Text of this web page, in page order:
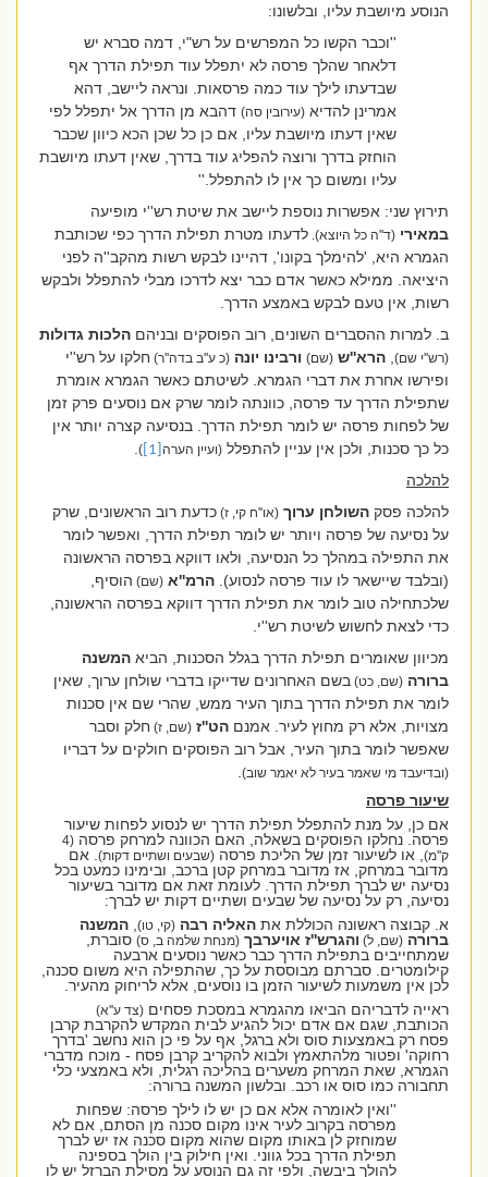
הנוסע מיושבת עליו, ובלשונו:
''וכבר הקשו כל המפרשים על רש"י, דמה סברא יש
דלאחר שהלך פרסה לא יתפלל עוד תפילת הדרך אף
שבדעתו לילך עוד כמה פרסאות. ונראה ליישב, דהא
אמרינן להדיא(עירובין סה)דהבא מן הדרך אל יתפלל לפי
שאין דעתו מיושבת עליו, אם כן כל שכן הכא כיוון שכבר
הוחזק בדרך ורוצה להפליג עוד בדרך, שאין דעתו מיושבת
עליו ומשום כך אין לו להתפלל.''
תירוץ שני: אפשרות נוספת ליישב את שיטת רש''י מופיעה
במאירי (ד''ה כל היוצא).לדעתו מטרת תפילת הדרך כפי שכותבת
הגמרא היא, 'להימלך בקונו', דהיינו לבקש רשות מהקב''ה לפני
היציאה. ממילא כאשר אדם כבר יצא לדרכו מבלי להתפלל ולבקש
רשות, אין טעם לבקש באמצע הדרך.
ב. למרות ההסברים השונים, רוב הפוסקים ובניהםהלכות גדולות
(רש''י שם),הרא''ש(שם) ורבינו יונה (כ ע''ב בדה''ר)חלקו על רש''י
ופירשו אחרת את דברי הגמרא. לשיטתם כאשר הגמרא אומרת
שתפילת הדרך עד פרסה, כוונתה לומר שרק אם נוסעים פרק זמן
של לפחות פרסה יש לומר תפילת הדרך. בנסיעה קצרה יותר אין
כל כך סכנות, ולכן אין עניין להתפלל(ועיין הערה[1]
)
.
להלכה
להלכה פסקהשולחן ערוך (או''ח קי, ז) כדעת רוב הראשונים, שרק
על נסיעה של פרסה ויותר יש לומר תפילת הדרך, ואפשר לומר
את התפילה במהלך כל הנסיעה, ולאו דווקא בפרסה הראשונה
(ובלבד שיישאר לו עוד פרסה לנסוע).הרמ''א (שם)הוסיף,
שלכתחילה טוב לומר את תפילת הדרך דווקא בפרסה הראשונה,
כדי לצאת לחשוש לשיטת רש''י.
מכיוון שאומרים תפילת הדרך בגלל הסכנות, הביאהמשנה
ברורה (שם, כט)בשם האחרונים שדייקו בדברי שולחן ערוך, שאין
לומר את תפילת הדרך בתוך העיר ממש, שהרי שם אין סכנות
מצויות, אלא רק מחוץ לעיר. אמנםהט''ז (שם, ז) חלק וסבר
שאפשר לומר בתוך העיר, אבל רוב הפוסקים חולקים על דבריו
(ובדיעבד מי שאמר בעיר לא יאמר שוב).
שיעור פרסה
אם כן, על מנת להתפלל תפילת הדרך יש לנסוע לפחות שיעור
פרסה. נחלקו הפוסקים בשאלה, האם הכוונה למרחק פרסה (4
ק''מ), או לשיעור זמן של הליכת פרסה(שבעים ושתיים דקות). אם
מדובר במרחק, אז מדובר במרחק קטן ברכב, ובימינו כמעט בכל
נסיעה יש לברך תפילת הדרך. לעומת זאת אם מדובר בשיעור
נסיעה, רק על נסיעה של שבעים ושתיים דקות יש לברך:
א. קבוצה ראשונה הכוללת אתהאליה רבה (קי, טו) ,המשנה
ברורה (שם, ל) והגרש''ז אויערבך (מנחת שלמה ב, ס) סוברת,
שמתחייבים בתפילת הדרך כבר כאשר נוסעים ארבעה
קילומטרים. סברתם מבוססת על כך, שהתפילה היא משום סכנה,
לכן אין משמעות לשיעור הזמן בו נוסעים, אלא לריחוק מהעיר.
ראייה לדבריהם הביאו מהגמרא במסכת פסחים(צד ע''א)
הכותבת, שגם אם אדם יכול להגיע לבית המקדש להקרבת קרבן
פסח רק באמצעות סוס ולא ברגל, אף על פי כן הוא נחשב 'בדרך
רחוקה' ופטור מלהתאמץ ולבוא להקריב קרבן פסח - מוכח מדברי
הגמרא, שאת המרחק משערים בהליכה רגלית, ולא באמצעי כלי
תחבורה כמו סוס או רכב. ובלשון המשנה ברורה:
''ואין לאומרה אלא אם כן יש לו לילך פרסה: שפחות
מפרסה בקרוב לעיר אינו מקום סכנה מן הסתם, אם לא
שמוחזק לן באותו מקום שהוא מקום סכנה אז יש לברך
תפילת הדרך בכל גווני. ואין חילוק בין הולך בספינה
להולך ביבשה, ולפי זה גם הנוסע על מסילת הברזל יש לו